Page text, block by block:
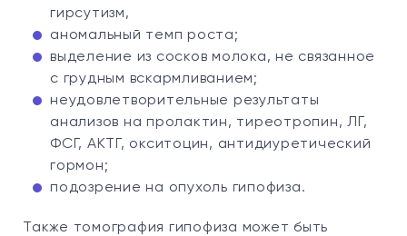
гирсутизм,
аномальный темп роста;
выделение из сосков молока, не связанное
с грудным вскармливанием;
неудовлетворительные результаты
анализов на пролактин, тиреотропин, ЛГ,
ФСГ, АКТГ, окситоцин, антидиуретический
гормон;
подозрение на опухоль гипофиза.
Также томография гипофиза может быть